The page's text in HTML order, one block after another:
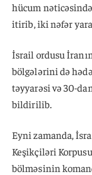
hücum
itirib, iki nəfər
İsrail ordusu
bölgələrini də
təyyarəsi və 30-
bildirilib.
Eyni zamanda,
Keşikçiləri
bölməsinin